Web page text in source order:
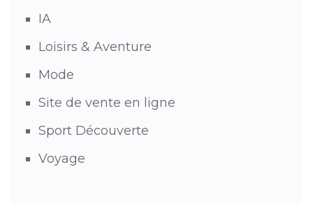
IA
Loisirs & Aventure
Mode
Site de vente en ligne
Sport Découverte
Voyage